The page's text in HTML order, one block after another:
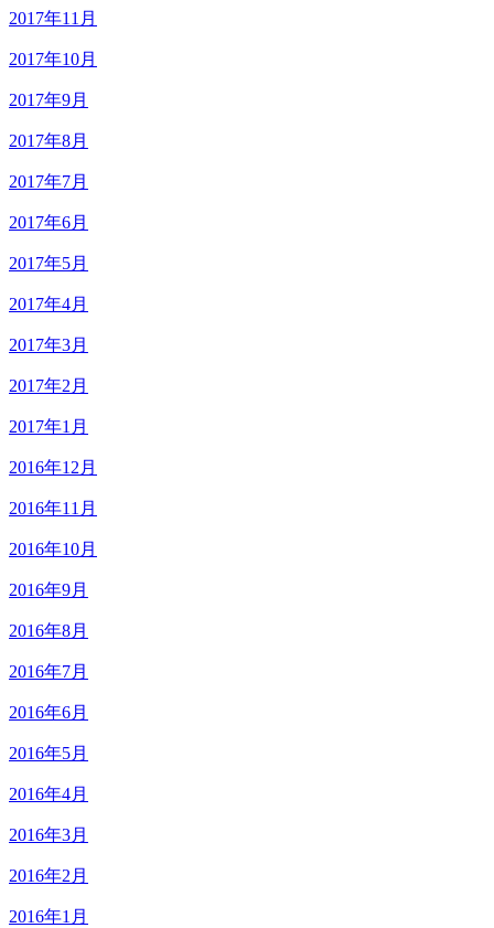
2017年11月
2017年10月
2017年9月
2017年8月
2017年7月
2017年6月
2017年5月
2017年4月
2017年3月
2017年2月
2017年1月
2016年12月
2016年11月
2016年10月
2016年9月
2016年8月
2016年7月
2016年6月
2016年5月
2016年4月
2016年3月
2016年2月
2016年1月